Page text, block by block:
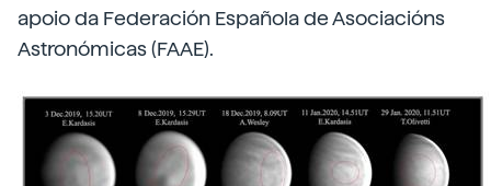
apoio da Federación Española de Asociacións
Astronómicas (FAAE).